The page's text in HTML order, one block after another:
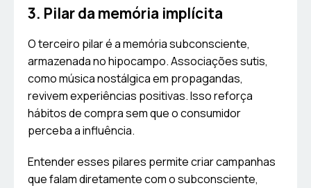
3. Pilar da memória implícita
O terceiro pilar é a memória subconsciente,
armazenada no hipocampo. Associações sutis,
como música nostálgica em propagandas,
revivem experiências positivas. Isso reforça
hábitos de compra sem que o consumidor
perceba a influência.
Entender esses pilares permite criar campanhas
que falam diretamente com o subconsciente,